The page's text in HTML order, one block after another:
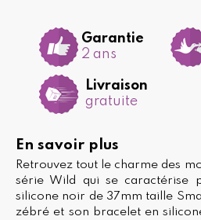
Garantie
2 ans
Livraison
gratuite
En savoir plus
Retrouvez tout le charme des
série Wild qui se caractérise
silicone noir de 37mm taille
zébré et son bracelet en